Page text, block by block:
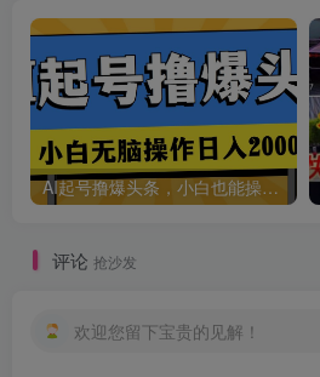
AI起号撸爆头条，小白也能操作，日入2000+
评论 抢沙发
欢迎您留下宝贵的见解！